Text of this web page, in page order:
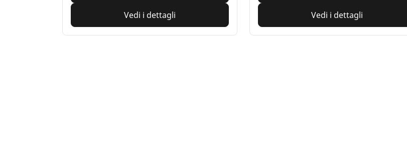
Vedi i dettagli Vedi i dettagli